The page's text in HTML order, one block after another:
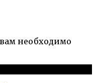
необходимо